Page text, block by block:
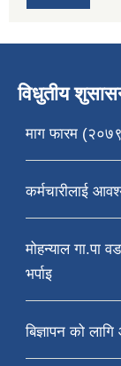
विधुतीय
माग फारम
कर्मचारीलाई
मोहन्याल गा.पा
भर्पाइ
बिज्ञापन को